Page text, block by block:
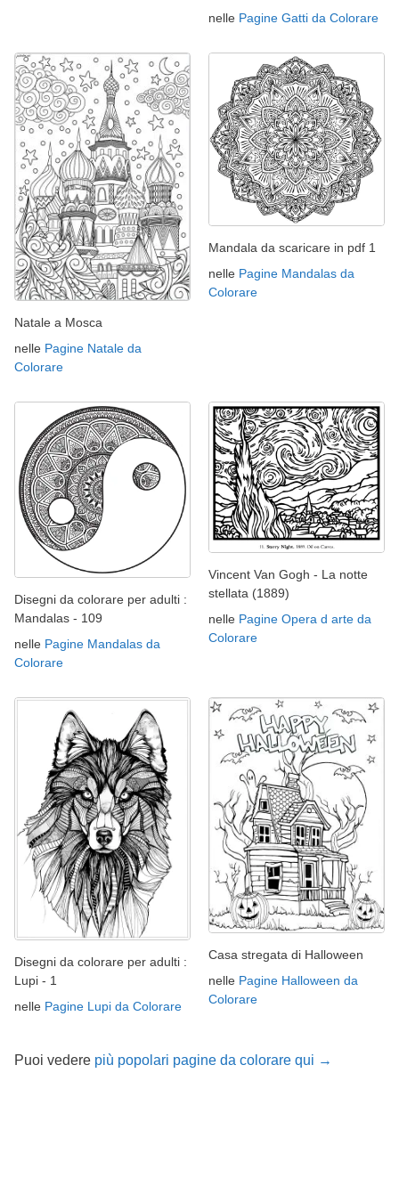
nelle Pagine Gatti da Colorare
Natale a Mosca
nelle Pagine Natale da
Colorare
Mandala da scaricare in pdf 1
nelle Pagine Mandalas da
Colorare
Disegni da colorare per adulti :
Mandalas - 109
nelle Pagine Mandalas da
Colorare
Vincent Van Gogh - La notte
stellata (1889)
nelle Pagine Opera d arte da
Colorare
Disegni da colorare per adulti :
Lupi - 1
nelle Pagine Lupi da Colorare
Casa stregata di Halloween
nelle Pagine Halloween da
Colorare
Puoi vedere più popolari pagine da colorare qui →